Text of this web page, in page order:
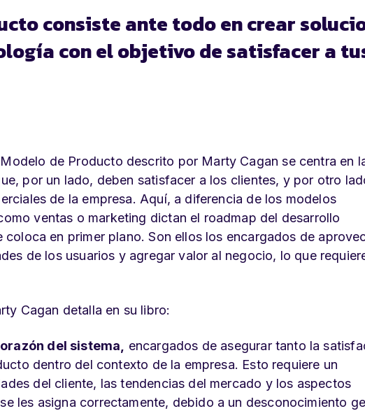
consiste ante todo en crear
con el objetivo de satisfacer a
de Producto descrito por Marty Cagan se centra en
por un lado, deben satisfacer a los clientes, y por otro
de la empresa. Aquí, a diferencia de los modelos
ventas o marketing dictan el roadmap del desarrollo
en primer plano. Son ellos los encargados de
de los usuarios y agregar valor al negocio, lo que
Cagan detalla en su libro:
del sistema,
encargados de asegurar tanto la
dentro del contexto de la empresa. Esto requiere un
del cliente, las tendencias del mercado y los aspectos
les asigna correctamente, debido a un desconocimiento